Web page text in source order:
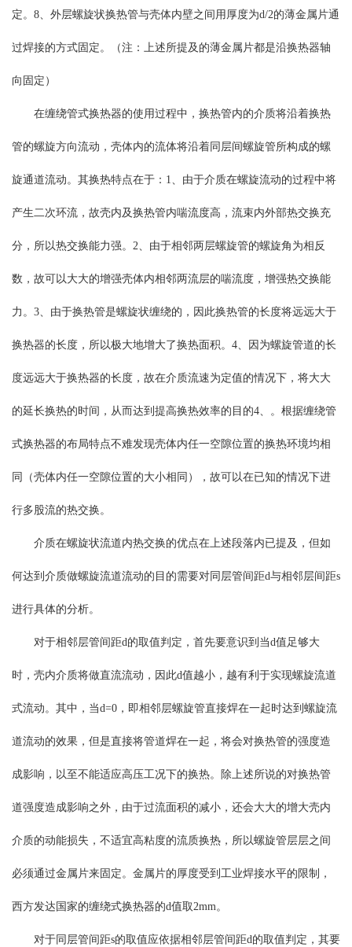
定。8、外层螺旋状换热管与壳体内壁之间用厚度为d/2的薄金属片通
过焊接的方式固定。（注：上述所提及的薄金属片都是沿换热器轴
向固定）
在缠绕管式换热器的使用过程中，换热管内的介质将沿着换热
管的螺旋方向流动，壳体内的流体将沿着同层间螺旋管所构成的螺
旋通道流动。其换热特点在于：1、由于介质在螺旋流动的过程中将
产生二次环流，故壳内及换热管内喘流度高，流束内外部热交换充
分，所以热交换能力强。2、由于相邻两层螺旋管的螺旋角为相反
数，故可以大大的增强壳体内相邻两流层的喘流度，增强热交换能
力。3、由于换热管是螺旋状缠绕的，因此换热管的长度将远远大于
换热器的长度，所以极大地增大了换热面积。4、因为螺旋管道的长
度远远大于换热器的长度，故在介质流速为定值的情况下，将大大
的延长换热的时间，从而达到提高换热效率的目的4、。根据缠绕管
式换热器的布局特点不难发现壳体内任一空隙位置的换热环境均相
同（壳体内任一空隙位置的大小相同），故可以在已知的情况下进
行多股流的热交换。
介质在螺旋状流道内热交换的优点在上述段落内已提及，但如
何达到介质做螺旋流道流动的目的需要对同层管间距d与相邻层间距s
进行具体的分析。
对于相邻层管间距d的取值判定，首先要意识到当d值足够大
时，壳内介质将做直流流动，因此d值越小，越有利于实现螺旋流道
式流动。其中，当d=0，即相邻层螺旋管直接焊在一起时达到螺旋流
道流动的效果，但是直接将管道焊在一起，将会对换热管的强度造
成影响，以至不能适应高压工况下的换热。除上述所说的对换热管
道强度造成影响之外，由于过流面积的减小，还会大大的增大壳内
介质的动能损失，不适宜高粘度的流质换热，所以螺旋管层层之间
必须通过金属片来固定。金属片的厚度受到工业焊接水平的限制，
西方发达国家的缠绕式换热器的d值取2mm。
对于同层管间距s的取值应依据相邻层管间距d的取值判定，其要